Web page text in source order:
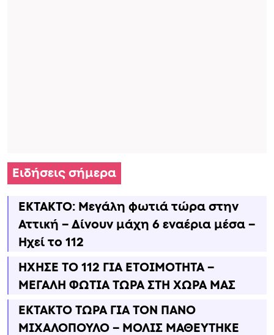
Ειδήσεις σήμερα
ΕΚΤΑΚΤΟ: Μεγάλη φωτιά τώρα στην
Αττική – Δίνουν μάχη 6 εναέρια μέσα –
Ηχεί το 112
ΗΧΗΣΕ ΤΟ 112 ΓΙΑ ΕΤΟΙΜΟΤΗΤΑ –
ΜΕΓΑΛΗ ΦΩΤΙΑ ΤΩΡΑ ΣΤΗ ΧΩΡΑ ΜΑΣ
ΕΚΤΑΚΤΟ ΤΩΡΑ ΓΙΑ ΤΟΝ ΠΑΝΟ
ΜΙΧΑΛΟΠΟΥΛΟ – ΜΟΛΙΣ ΜΑΘΕΥΤΗΚΕ